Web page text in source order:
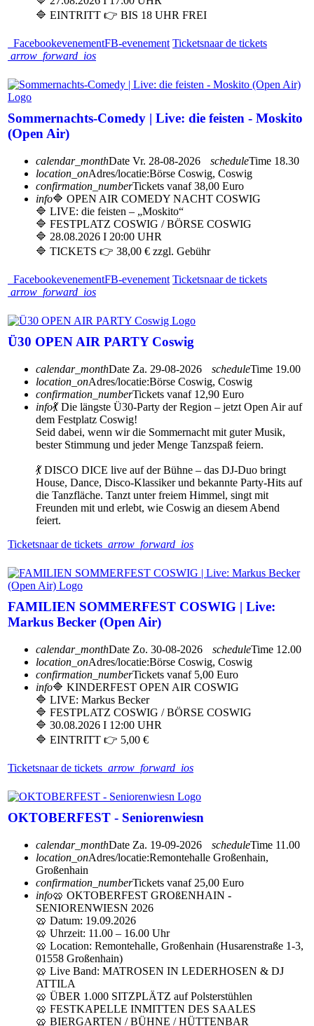
🔷 EINTRITT 👉 BIS 18 UHR FREI
FacebookevenementFB-evenement Ticketsnaar de tickets
arrow_forward_ios
Sommernachts-Comedy | Live: die feisten - Moskito
(Open Air)
calendar_monthDate Vr. 28-08-2026 scheduleTime 18.30
location_onAdres/locatie:Börse Coswig, Coswig
confirmation_numberTickets vanaf 38,00 Euro
info🔷 OPEN AIR COMEDY NACHT COSWIG
🔷 LIVE: die feisten – „Moskito“
🔷 FESTPLATZ COSWIG / BÖRSE COSWIG
🔷 28.08.2026 I 20:00 UHR
🔷 TICKETS 👉 38,00 € zzgl. Gebühr
FacebookevenementFB-evenement Ticketsnaar de tickets
arrow_forward_ios
Ü30 OPEN AIR PARTY Coswig
calendar_monthDate Za. 29-08-2026 scheduleTime 19.00
location_onAdres/locatie:Börse Coswig, Coswig
confirmation_numberTickets vanaf 12,90 Euro
info💃 Die längste Ü30-Party der Region – jetzt Open Air auf
dem Festplatz Coswig!
Seid dabei, wenn wir die Sommernacht mit guter Musik,
bester Stimmung und jeder Menge Tanzspaß feiern.
💃 DISCO DICE live auf der Bühne – das DJ-Duo bringt
House, Dance, Disco-Klassiker und bekannte Party-Hits auf
die Tanzfläche. Tanzt unter freiem Himmel, singt mit
Freunden mit und erlebt, wie Coswig an diesem Abend
feiert.
Ticketsnaar de tickets arrow_forward_ios
FAMILIEN SOMMERFEST COSWIG | Live:
Markus Becker (Open Air)
calendar_monthDate Zo. 30-08-2026 scheduleTime 12.00
location_onAdres/locatie:Börse Coswig, Coswig
confirmation_numberTickets vanaf 5,00 Euro
info🔷 KINDERFEST OPEN AIR COSWIG
🔷 LIVE: Markus Becker
🔷 FESTPLATZ COSWIG / BÖRSE COSWIG
🔷 30.08.2026 I 12:00 UHR
🔷 EINTRITT 👉 5,00 €
Ticketsnaar de tickets arrow_forward_ios
OKTOBERFEST - Seniorenwiesn
calendar_monthDate Za. 19-09-2026 scheduleTime 11.00
location_onAdres/locatie:Remontehalle Großenhain,
Großenhain
confirmation_numberTickets vanaf 25,00 Euro
info🥨 OKTOBERFEST GROßENHAIN -
SENIORENWIESN 2026
🥨 Datum: 19.09.2026
🥨 Uhrzeit: 11.00 – 16.00 Uhr
🥨 Location: Remontehalle, Großenhain (Husarenstraße 1-3,
01558 Großenhain)
🥨 Live Band: MATROSEN IN LEDERHOSEN & DJ
ATTILA
🥨 ÜBER 1.000 SITZPLÄTZ auf Polsterstühlen
🥨 FESTKAPELLE INMITTEN DES SAALES
🥨 BIERGARTEN / BÜHNE / HÜTTENBAR